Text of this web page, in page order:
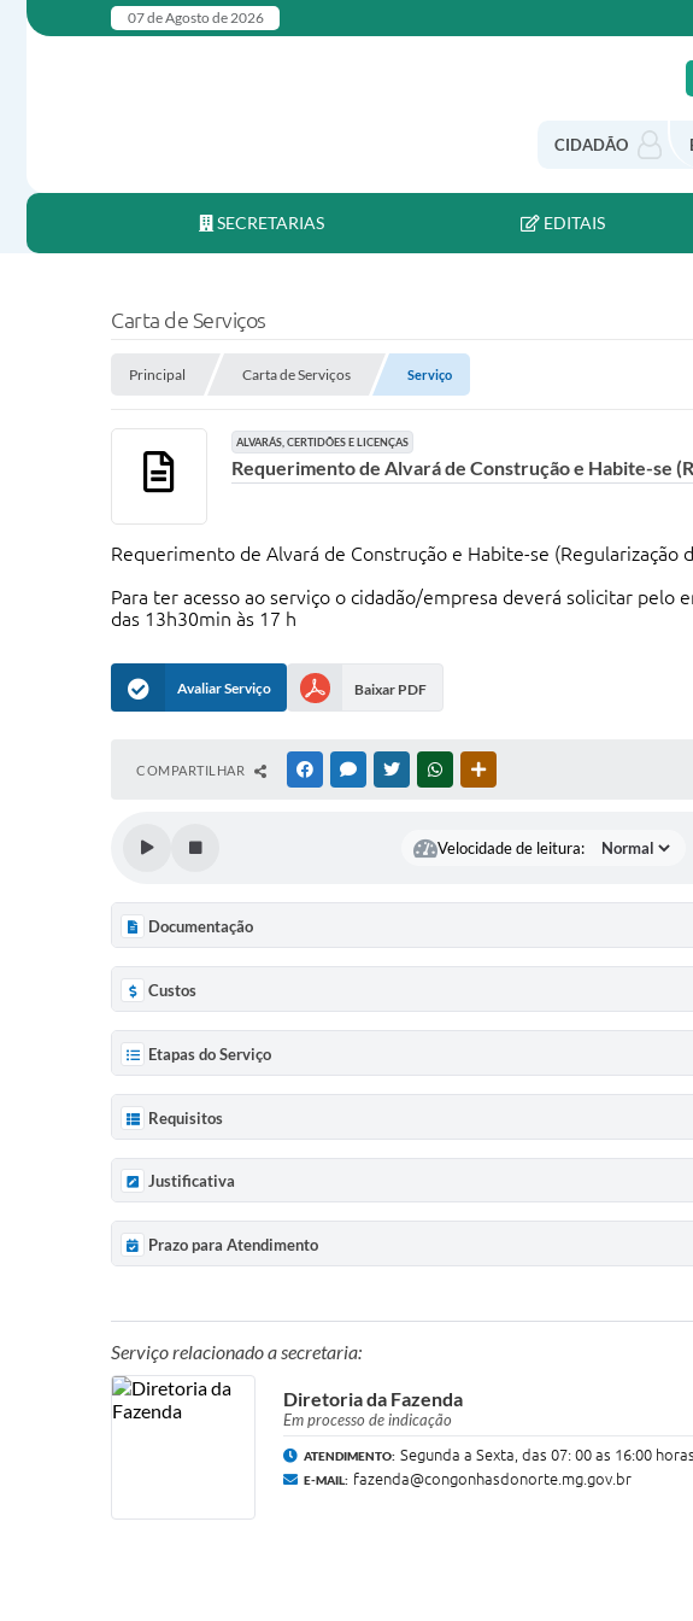
07 de Agosto de 2026
CIDADÃO
SECRETARIAS EDITAIS
Carta de Serviços
Principal Carta de Serviços Serviço
ALVARÁS, CERTIDÕES E LICENÇAS
Requerimento de Alvará de Construção e Habite-se
Requerimento de Alvará de Construção e Habite-se (Regularização
Para ter acesso ao serviço o cidadão/empresa deverá solicitar
das 13h30min às 17 h
Avaliar Serviço Baixar PDF
COMPARTILHAR FACEBOOKMESSENGER
TWITTERWHATSAPP
Velocidade de leitura:
Documentação
Custos
Etapas do Serviço
Requisitos
Justificativa
Prazo para Atendimento
Serviço relacionado a secretaria:
Diretoria da Fazenda
Em processo de indicação
ATENDIMENTO: Segunda a Sexta, das 07: 00 as 16:00 horas
E-MAIL: fazenda@congonhasdonorte.mg.gov.br